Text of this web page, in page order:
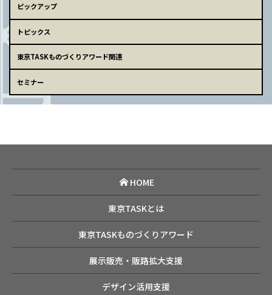
ピックアップ
トピックス
東京TASKものづくりアワード関連
セミナー
HOME
東京TASKとは
東京TASKものづくりアワード
展示販売・販路拡大支援
デザイン活用支援